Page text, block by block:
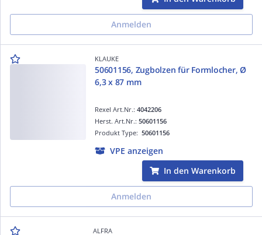
Anmelden
KLAUKE
50601156, Zugbolzen für Formlocher, Ø
6,3 x 87 mm
Rexel Art.Nr.: 4042206
Produkt Type: 50601156
Herst. Art.Nr.: 50601156
VPE anzeigen
In den Warenkorb
Anmelden
ALFRA